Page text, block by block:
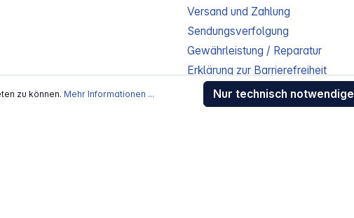
Versand und Zahlung
Sendungsverfolgung
Gewährleistung / Reparatur
Erklärung zur Barrierefreiheit
Download-Center
Jobs
zu können. Mehr Informationen ... Nur technisch notwendige